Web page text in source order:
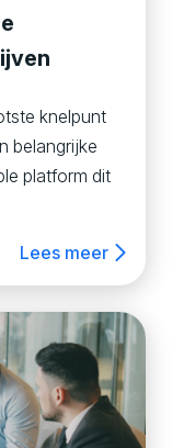
knelpunt
belangrijke
platform dit
Lees meer